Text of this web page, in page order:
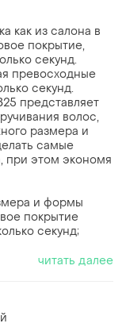
как из салона в
покрытие,
секунд.
превосходные
секунд.
представляет
волос,
размера и
самые
при этом экономя
и формы
покрытие
секунд;
читать далее